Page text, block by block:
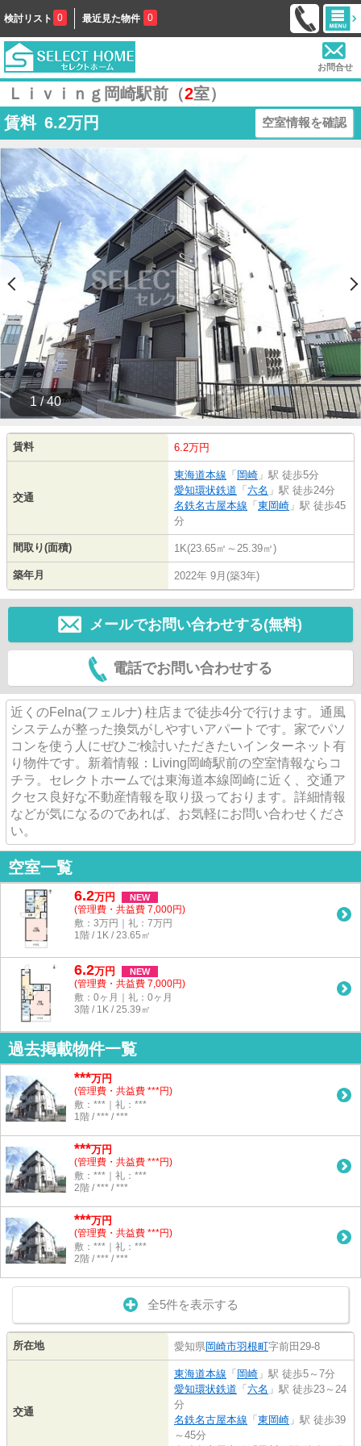
検討リスト 0 最近見た物件 0
お問合せ
Ｌｉｖｉｎｇ岡崎駅前（2室）
賃料 6.2万円 空室情報を確認
1 / 40
賃料 6.2万円
交通
東海道本線 「 岡崎 」駅 徒歩5分
愛知環状鉄道 「 六名 」駅 徒歩24分
名鉄名古屋本線 「 東岡崎 」駅 徒歩45
分
間取り(面積) 1K(23.65㎡～25.39㎡)
築年月 2022年 9月(築3年)
メールでお問い合わせする(無料)
電話でお問い合わせする
近くのFelna(フェルナ) 柱店まで徒歩4分で行けます。通風
システムが整った換気がしやすいアパートです。家でパソ
コンを使う人にぜひご検討いただきたいインターネット有
り物件です。新着情報：Living岡崎駅前の空室情報ならコ
チラ。セレクトホームでは東海道本線岡崎に近く、交通ア
クセス良好な不動産情報を取り扱っております。詳細情報
などが気になるのであれば、お気軽にお問い合わせくださ
い。
空室一覧
6.2万円 NEW
(管理費・共益費 7,000円)
敷：3万円｜礼：7万円
1階 / 1K / 23.65㎡
6.2万円 NEW
(管理費・共益費 7,000円)
敷：0ヶ月｜礼：0ヶ月
3階 / 1K / 25.39㎡
過去掲載物件一覧
***万円
(管理費・共益費 ***円)
敷：***｜礼：***
1階 / *** / ***
***万円
(管理費・共益費 ***円)
敷：***｜礼：***
2階 / *** / ***
***万円
(管理費・共益費 ***円)
敷：***｜礼：***
2階 / *** / ***
全5件を表示する
所在地 愛知県岡崎市羽根町字前田29-8
交通
東海道本線 「 岡崎 」駅 徒歩5～7分
愛知環状鉄道 「 六名 」駅 徒歩23～24
分
名鉄名古屋本線 「 東岡崎 」駅 徒歩39
～45分